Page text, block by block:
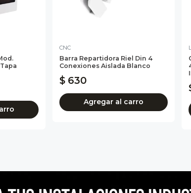
CNC
Barra Repartidora Riel Din 4
Conexiones Aislada Blanco
$ 630
Agregar al carro